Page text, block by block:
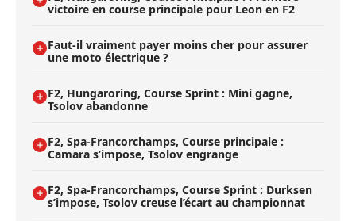
victoire en course principale pour Leon en F2
Faut-il vraiment payer moins cher pour assurer
une moto électrique ?
F2, Hungaroring, Course Sprint : Mini gagne,
Tsolov abandonne
F2, Spa-Francorchamps, Course principale :
Camara s’impose, Tsolov engrange
F2, Spa-Francorchamps, Course Sprint : Durksen
s’impose, Tsolov creuse l’écart au championnat